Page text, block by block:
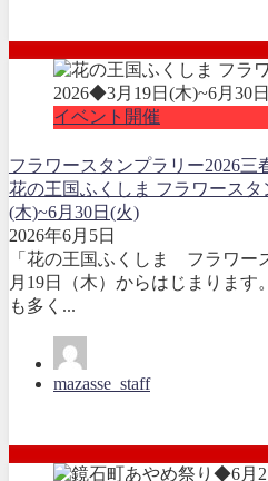
イベント開催
フラワースタンプラリー2026三
花の王国ふくしま フラワース
(木)~6月30日(火)
2026年6月5日
「花の王国ふくしま フラワー
月19日（木）からはじまりま
も多く...
mazasse_staff